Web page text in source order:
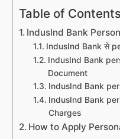
Table of Contents
Induslnd Bank
IndusInd Bank से
IndusInd Bank
Document
IndusInd Bank
IndusInd Bank
Charges
How to Apply